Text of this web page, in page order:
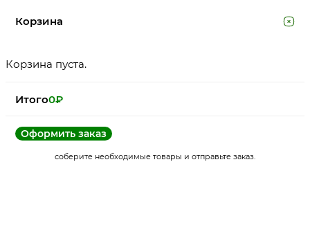
Корзина
Корзина пуста.
Итого0₽
Оформить заказ
соберите необходимые товары и отправьте заказ.